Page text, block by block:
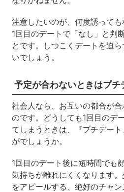
注意したいのが、何度誘っても
1回目のデートで「なし」と判
とです。しつこくデートを迫
いでしょう。
予定が合わないときはプチ
社会人なら、お互いの都合が
のです。どうしても1回目のデ
てしまうときは、『プチデー
がでしょうか。
1回目のデート後に短時間でも
気持ちが離れにくくなります
をアピールする、絶好のチャ